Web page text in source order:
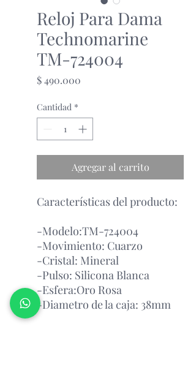
Reloj Para Dama
Technomarine
TM-724004
$ 490.000
Cantidad *
Agregar al carrito
Características del producto:
-Modelo:TM-724004
-Movimiento: Cuarzo
-Cristal: Mineral
-Pulso: Silicona Blanca
-Esfera:Oro Rosa
-Diametro de la caja: 38mm